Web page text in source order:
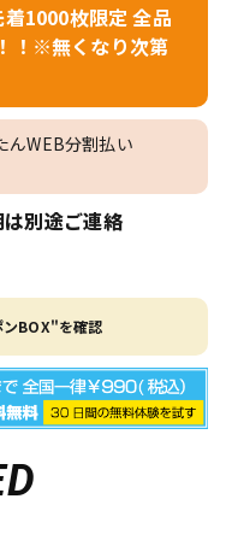
1000枚限定 全品
！※無くなり次第
んWEB分割払い
別途ご連絡
BOX"を確認